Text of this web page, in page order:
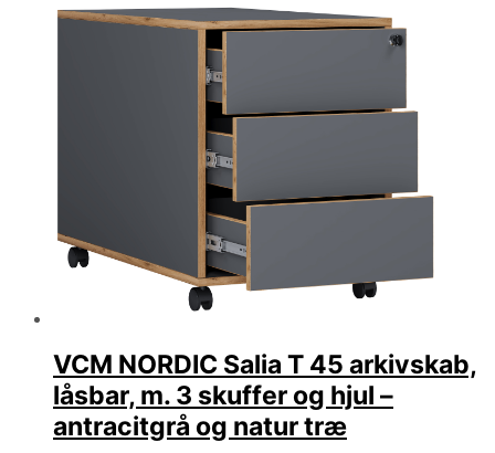
VCM NORDIC Salia T 45 arkivskab,
låsbar, m. 3 skuffer og hjul –
antracitgrå og natur træ